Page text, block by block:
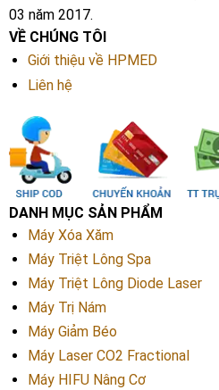
03 năm 2017.
VỀ CHÚNG TÔI
Giới thiệu về HPMED
Liên hệ
DANH MỤC SẢN PHẨM
Máy Xóa Xăm
Máy Triệt Lông Spa
Máy Triệt Lông Diode Laser
Máy Trị Nám
Máy Giảm Béo
Máy Laser CO2 Fractional
Máy HIFU Nâng Cơ